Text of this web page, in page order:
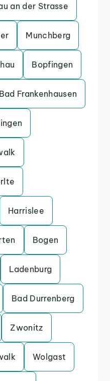
an der Strasse
Munchberg
Bopfingen
Bad Frankenhausen
Harrislee
Bogen
Ladenburg
Bad Durrenberg
Zwonitz
Wolgast